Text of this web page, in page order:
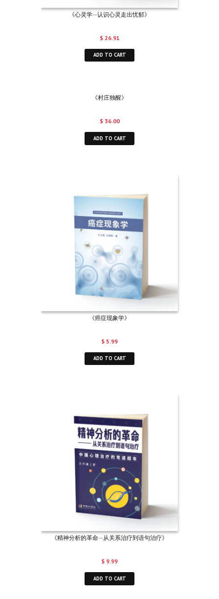
《心灵学—认识心灵走出忧郁》
$26.91
ADD TO CART
《村庄独醒》
$36.00
ADD TO CART
《癌症现象学》
$ 5.99
ADD TO CART
《精神分析的革命—从关系治疗到语句治疗》
$ 9.99
ADD TO CART